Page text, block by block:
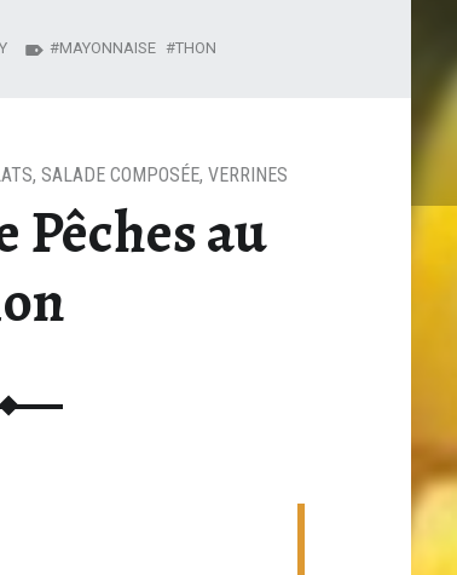
Pêches au
, SALADE COMPOSÉE, VERRINES
MAYONNAISE THON